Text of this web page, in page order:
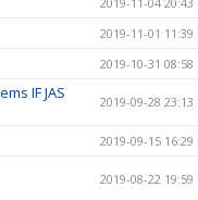
2019-11-01 11:39
2019-10-31 08:58
IF JAS
2019-09-28 23:13
2019-09-15 16:29
2019-08-22 19:59